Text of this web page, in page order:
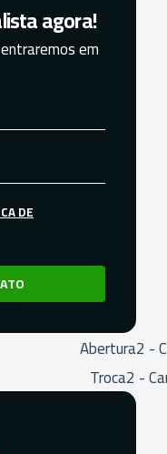
agora!
em
DE